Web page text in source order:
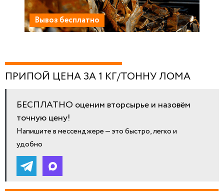
Вывоз бесплатно
ПРИПОЙ ЦЕНА ЗА 1 КГ/ТОННУ ЛОМА
БЕСПЛАТНО оценим вторсырье и назовём
точную цену!
Напишите в мессенджере — это быстро, легко и
удобно